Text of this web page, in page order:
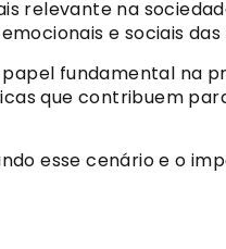
relevante na
e sociais das
fundamental na
que contribuem
esse cenário e o